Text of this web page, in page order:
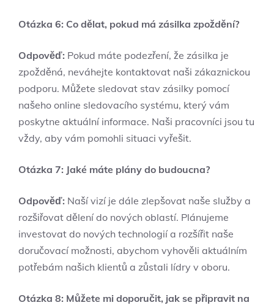
Otázka ‌6: Co dělat, pokud⁣ má zásilka zpoždění?
Odpověď: ⁢Pokud máte​ podezření, že zásilka je ​
zpožděná, neváhejte kontaktovat naši zákaznickou​
podporu. Můžete sledovat stav zásilky pomocí
našeho‍ online sledovacího systému, který vám
poskytne aktuální informace. Naši pracovníci jsou tu
vždy, aby vám pomohli situaci vyřešit.
Otázka 7: Jaké máte ​plány do budoucna?
Odpověď: Naší vizí je dále zlepšovat naše služby a
rozšiřovat dělení do nových oblastí.​ Plánujeme
investovat do nových technologií a ​rozšířit naše
doručovací možnosti, abychom vyhověli aktuálním
potřebám našich ⁤klientů a zůstali lídry v oboru.
Otázka 8: Můžete mi doporučit, jak se připravit na